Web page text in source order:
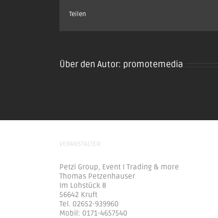
Teilen
Über den Autor: promotemedia
VERANSTALTER:
Petzi Group, Event I Trading & more
Thomas Petzenhauser
Im Lohstück 8
56642 Kruft
Tel. 02652-939960
Mobil: 0171-4657540